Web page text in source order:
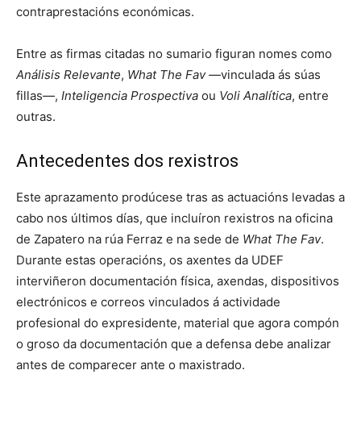
contraprestacións económicas.
Entre as firmas citadas no sumario figuran nomes como
Análisis Relevante, What The Fav—vinculada ás súas
fillas—, Inteligencia Prospectiva ou Voli Analítica, entre
outras.
Antecedentes dos rexistros
Este aprazamento prodúcese tras as actuacións levadas a
cabo nos últimos días, que incluíron rexistros na oficina
de Zapatero na rúa Ferraz e na sede de What The Fav.
Durante estas operacións, os axentes da UDEF
interviñeron documentación física, axendas, dispositivos
electrónicos e correos vinculados á actividade
profesional do expresidente, material que agora compón
o groso da documentación que a defensa debe analizar
antes de comparecer ante o maxistrado.